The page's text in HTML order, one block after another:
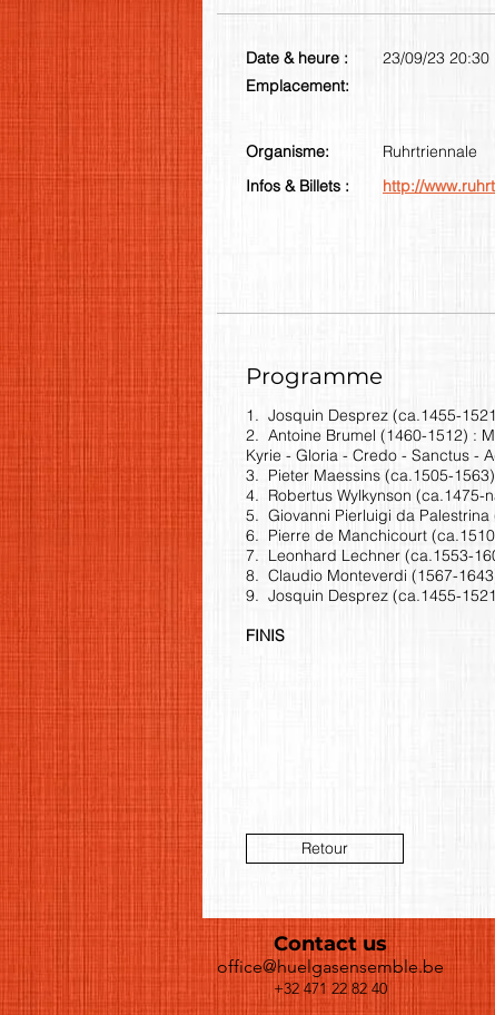
Date & heure :
Emplacement:
23/09/23 20:30
Organisme:
Infos & Billets :
Ruhrtriennale
http://
Programme
1. Josquin Desprez (ca.1455-
2. Antoine Brumel (1460-1512) :
Kyrie - Gloria - Credo - Sanctus -
3. Pieter Maessins (ca.1505-
4. Robertus Wylkynson
5. Giovanni Pierluigi da
6. Pierre de Manchicourt
7. Leonhard Lechner (ca.1553-
8. Claudio Monteverdi (1567-
9. Josquin Desprez (ca.1455-
FINIS
Retour
Contact us
office@huelgasensemble.be
+32 471 22 82 40